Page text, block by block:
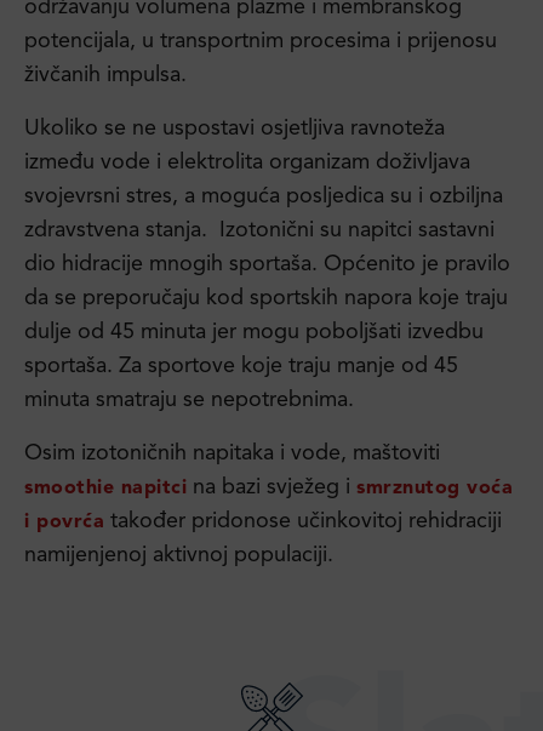
održavanju volumena plazme i membranskog
potencijala, u transportnim procesima i prijenosu
živčanih impulsa.
Ukoliko se ne uspostavi osjetljiva ravnoteža
između vode i elektrolita organizam doživljava
svojevrsni stres, a moguća posljedica su i ozbiljna
zdravstvena stanja. Izotonični su napitci sastavni
dio hidracije mnogih sportaša. Općenito je pravilo
da se preporučaju kod sportskih napora koje traju
dulje od 45 minuta jer mogu poboljšati izvedbu
sportaša. Za sportove koje traju manje od 45
minuta smatraju se nepotrebnima.
Osim izotoničnih napitaka i vode, maštoviti
smoothie napitci na bazi svježeg i smrznutog voća
i povrća također pridonose učinkovitoj rehidraciji
namijenjenoj aktivnoj populaciji.